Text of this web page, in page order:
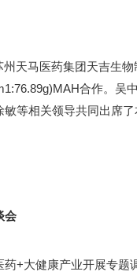
天马医药集团天吉生
合作。吴
等相关领导共同出席
会
+大健康产业开展专